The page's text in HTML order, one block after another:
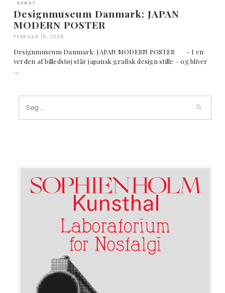
KUNST
Designmuseum Danmark: JAPAN
MODERN POSTER
FEBRUAR 15, 2026
Designmuseum Danmark: JAPAN MODERN POSTER – I en
verden af billedstøj står japansk grafisk design stille – og bliver
…